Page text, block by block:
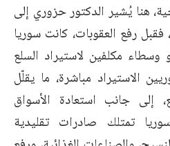
هنا يُشير الدكتور حزوري إلى
فقبل رفع العقوبات، كانت سوريا
مكلفين لاستيراد السلع
الاستيراد مباشرة، ما يقلّل
إلى جانب استعادة الأسواق
تمتلك صادرات تقليدية